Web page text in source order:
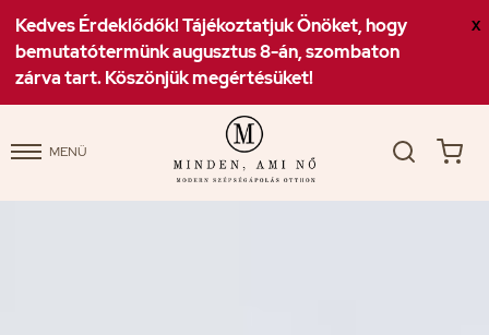
Kedves Érdeklődők! Tájékoztatjuk Önöket, hogy
bemutatótermünk augusztus 8-án, szombaton
zárva tart. Köszönjük megértésüket!
X
MENÜ